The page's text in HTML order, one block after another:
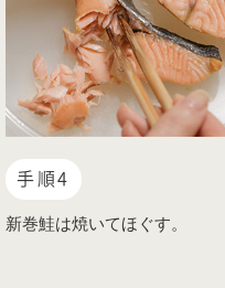
手順4
新巻鮭は焼いてほぐす。